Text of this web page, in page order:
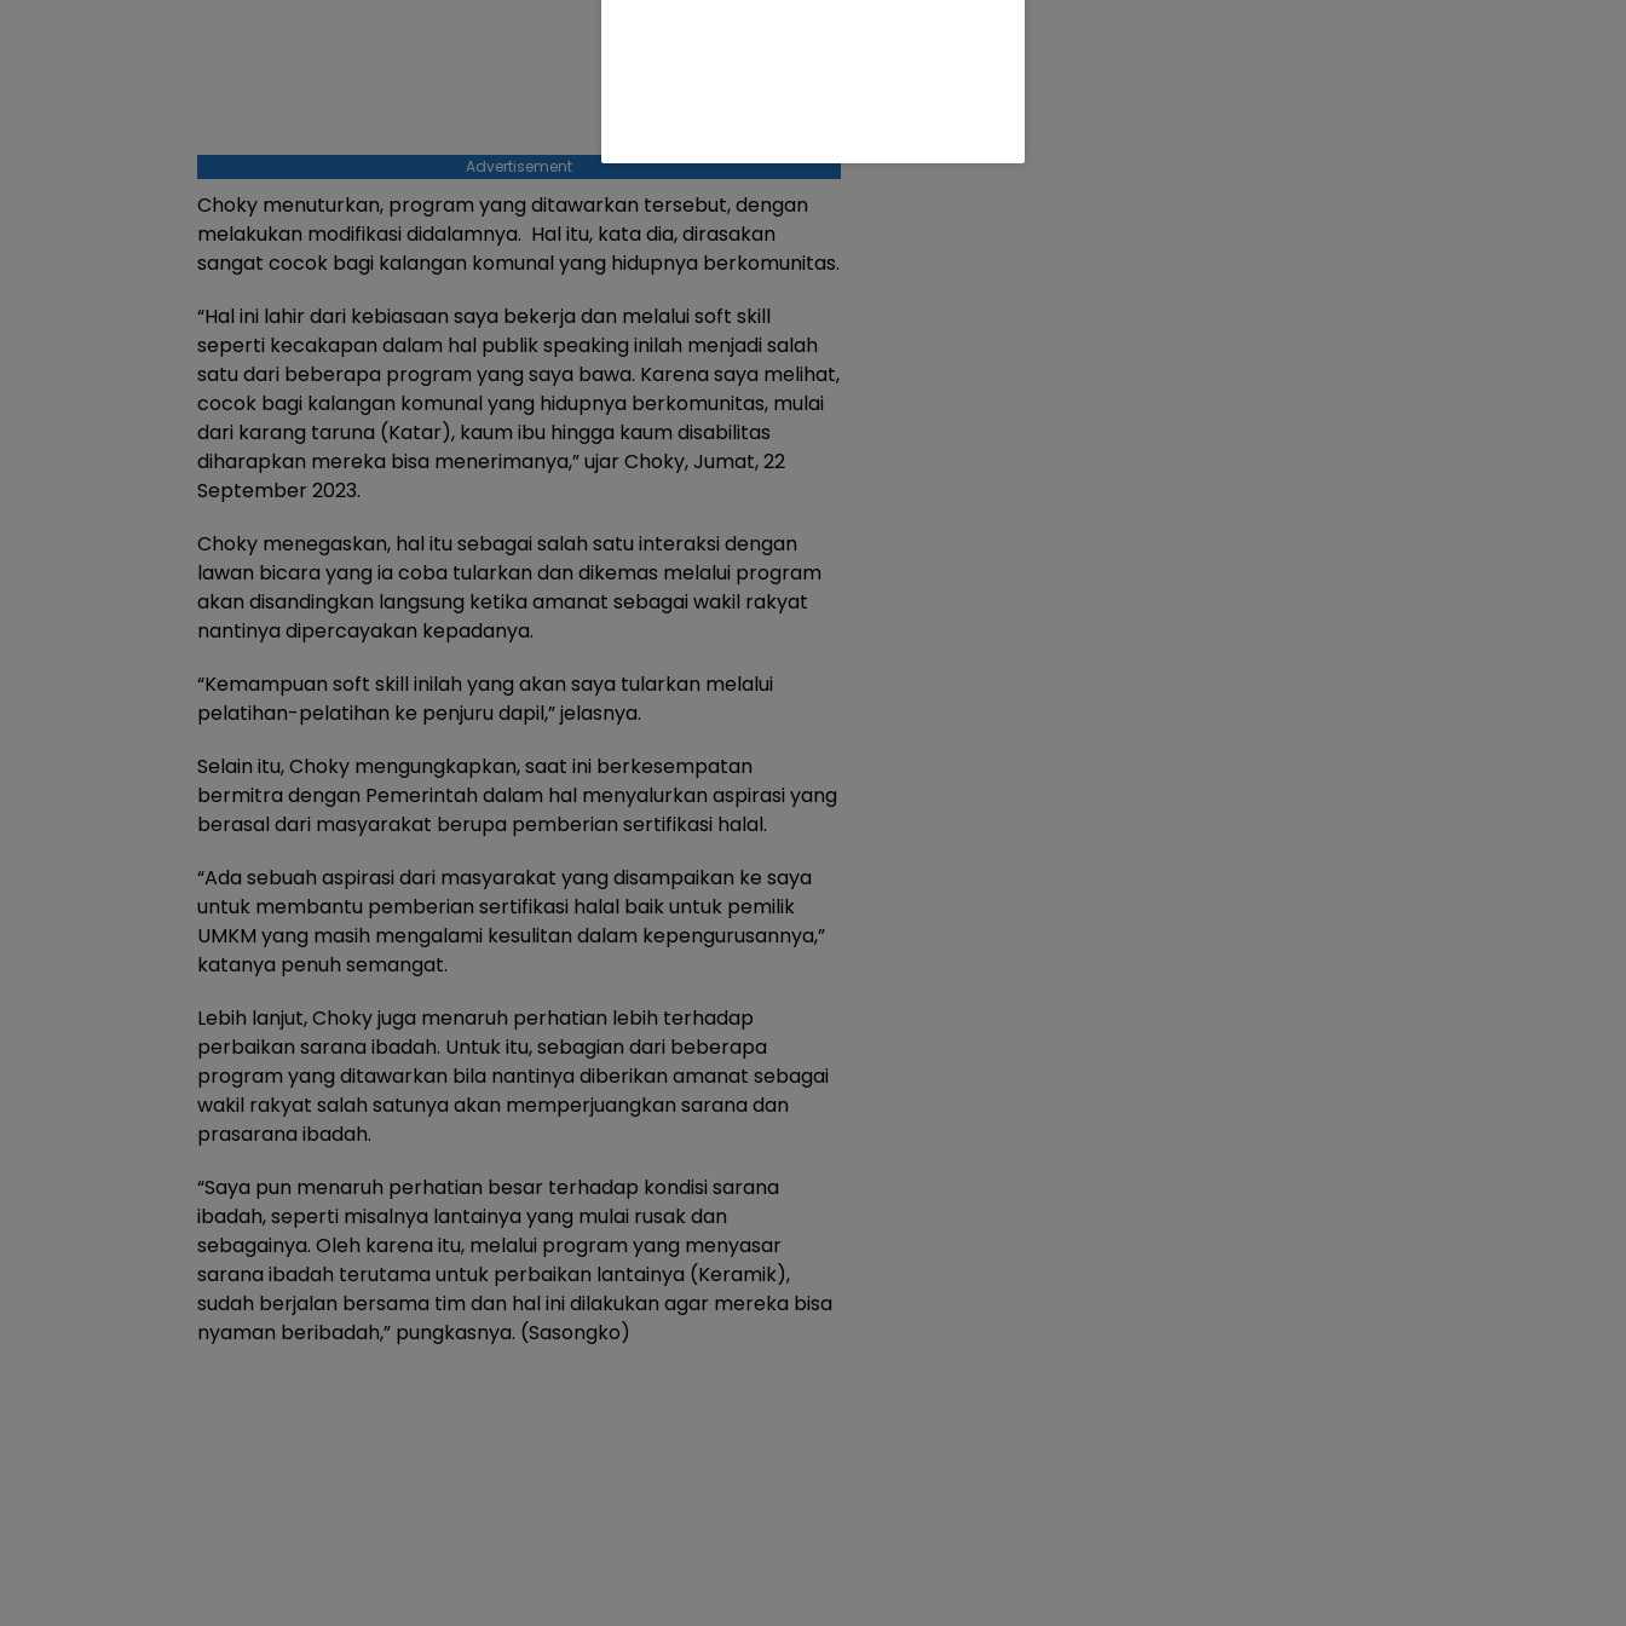
Advertisement
Choky menuturkan, program yang ditawarkan tersebut, dengan
melakukan modifikasi didalamnya. Hal itu, kata dia, dirasakan
sangat cocok bagi kalangan komunal yang hidupnya berkomunitas.
“Hal ini lahir dari kebiasaan saya bekerja dan melalui soft skill
seperti kecakapan dalam hal publik speaking inilah menjadi salah
satu dari beberapa program yang saya bawa. Karena saya melihat,
cocok bagi kalangan komunal yang hidupnya berkomunitas, mulai
dari karang taruna (Katar), kaum ibu hingga kaum disabilitas
diharapkan mereka bisa menerimanya,” ujar Choky, Jumat, 22
September 2023.
Choky menegaskan, hal itu sebagai salah satu interaksi dengan
lawan bicara yang ia coba tularkan dan dikemas melalui program
akan disandingkan langsung ketika amanat sebagai wakil rakyat
nantinya dipercayakan kepadanya.
“Kemampuan soft skill inilah yang akan saya tularkan melalui
pelatihan-pelatihan ke penjuru dapil,” jelasnya.
Selain itu, Choky mengungkapkan, saat ini berkesempatan
bermitra dengan Pemerintah dalam hal menyalurkan aspirasi yang
berasal dari masyarakat berupa pemberian sertifikasi halal.
“Ada sebuah aspirasi dari masyarakat yang disampaikan ke saya
untuk membantu pemberian sertifikasi halal baik untuk pemilik
UMKM yang masih mengalami kesulitan dalam kepengurusannya,”
katanya penuh semangat.
Lebih lanjut, Choky juga menaruh perhatian lebih terhadap
perbaikan sarana ibadah. Untuk itu, sebagian dari beberapa
program yang ditawarkan bila nantinya diberikan amanat sebagai
wakil rakyat salah satunya akan memperjuangkan sarana dan
prasarana ibadah.
“Saya pun menaruh perhatian besar terhadap kondisi sarana
ibadah, seperti misalnya lantainya yang mulai rusak dan
sebagainya. Oleh karena itu, melalui program yang menyasar
sarana ibadah terutama untuk perbaikan lantainya (Keramik),
sudah berjalan bersama tim dan hal ini dilakukan agar mereka bisa
nyaman beribadah,” pungkasnya. (Sasongko)